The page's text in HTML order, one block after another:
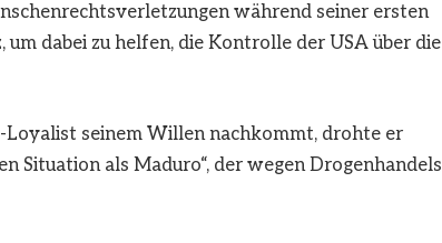
während seiner ersten
dabei zu helfen, die Kontrolle der USA über die
Loyalist seinem Willen nachkommt, drohte er
Situation als Maduro“, der wegen Drogenhandels